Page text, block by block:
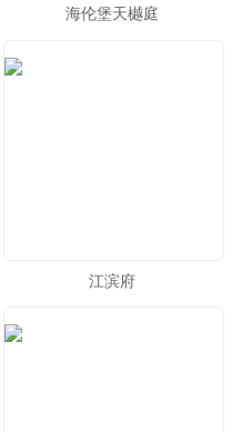
海伦堡天樾庭
江滨府